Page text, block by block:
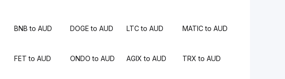
BNB to AUD DOGE to AUD LTC to AUD MATIC to AUD
FET to AUD ONDO to AUD AGIX to AUD TRX to AUD